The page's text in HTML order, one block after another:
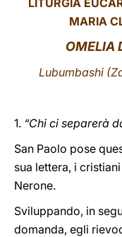
LITURGIA
MARIA
OMELIA
Lubumbashi
1. “Chi ci separerà
San Paolo pose
sua lettera, i
Nerone.
Sviluppando, in
domanda, egli